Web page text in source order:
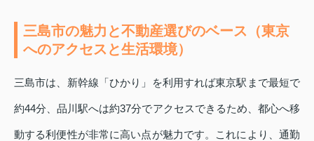
三島市の魅力と不動産選びのベース（東京
へのアクセスと生活環境）
三島市は、新幹線「ひかり」を利用すれば東京駅まで最短で
約44分、品川駅へは約37分でアクセスできるため、都心へ移
動する利便性が非常に高い点が魅力です。これにより、通勤